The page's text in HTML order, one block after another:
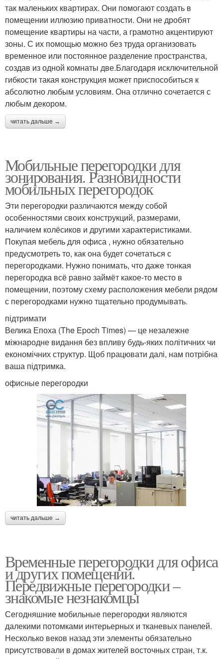
так маленьких квартирах. Они помогают создать в
помещении иллюзию приватности. Они не дробят
помещение квартиры на части, а грамотно акцентируют
зоны. С их помощью можно без труда организовать
временное или постоянное разделение пространства,
создав из одной комнаты две.Благодаря исключительной
гибкости такая конструкция может приспособиться к
абсолютно любым условиям. Она отлично сочетается с
любым декором.
читать дальше →
Мобильные перегородки для
зонирования. Разновидности
мобильных перегородок
Эти перегородки различаются между собой
особенностями своих конструкций, размерами,
наличием колёсиков и другими характеристиками.
Покупая мебель для офиса , нужно обязательно
предусмотреть то, как она будет сочетаться с
перегородками. Нужно понимать, что даже тонкая
перегородка всё равно займёт какое-то место в
помещении, поэтому схему расположения мебели рядом
с перегородками нужно тщательно продумывать.
підтримати
Велика Епоха (The Epoch Times) — це незалежне
міжнародне видання без впливу будь-яких політичних чи
економічних структур. Щоб працювати далі, нам потрібна
ваша підтримка.
офисные перегородки
читать дальше →
Временные перегородки для офиса
и других помещений.
Передвижные перегородки –
знакомые незнакомцы
Сегодняшние мобильные перегородки являются
далекими потомками интерьерных и тканевых панелей.
Несколько веков назад эти элементы обязательно
присутствовали в домах жителей восточных стран, т.к.